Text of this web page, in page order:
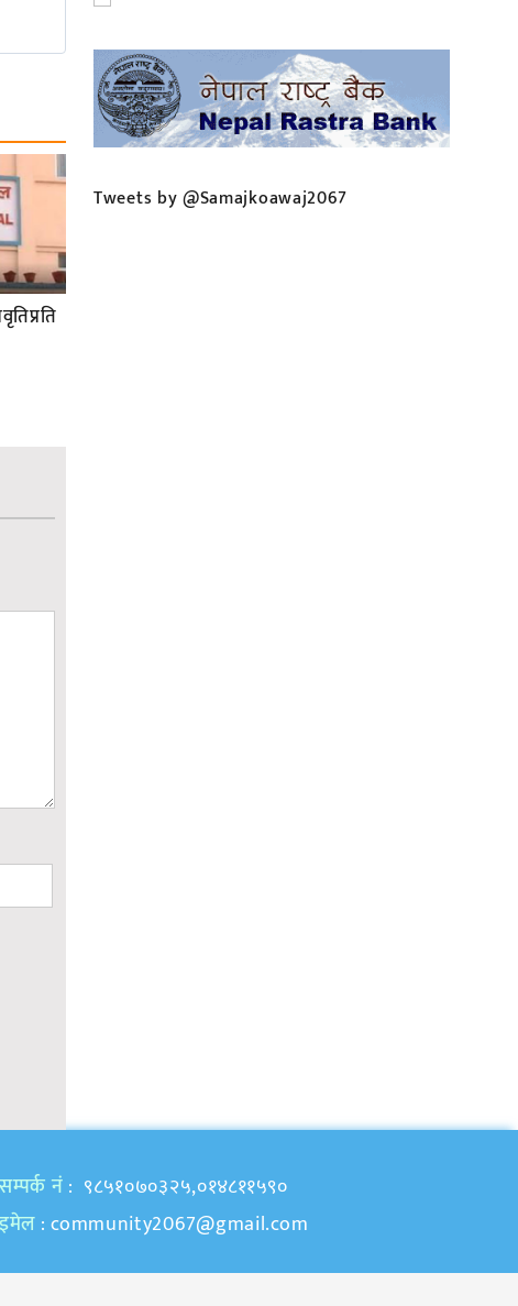
Tweets by @Samajkoawaj2067
सम्पर्क नं : ९८५१०७०३२५,०१४८११५९०
इमेल :community2067@gmail.com